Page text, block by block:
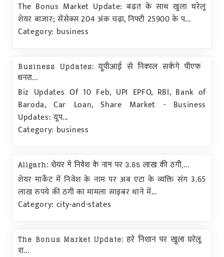
The Bonus Market Update: बढ़त के साथ खुला घरेलू
शेयर बाजार; सेंसेक्स 204 अंक चढ़ा, निफ्टी 25900 के प...
Category: business
Business Updates: यूपीआई से निकाल सकेंगे पीएफ
धनरा...
Biz Updates Of 10 Feb, UPI EPFO, RBI, Bank of
Baroda, Car Loan, Share Market - Business
Updates: यूप...
Category: business
Aligarh: शेयर में निवेश के नाम पर 3.65 लाख की ठगी,...
शेयर मार्केट में निवेश के नाम पर अब एटा के व्यक्ति संग 3.65
लाख रुपये की ठगी का मामला साइबर थाने में...
Category: city-and-states
The Bonus Market Update: हरे निशान पर खुला घरेलू
श...